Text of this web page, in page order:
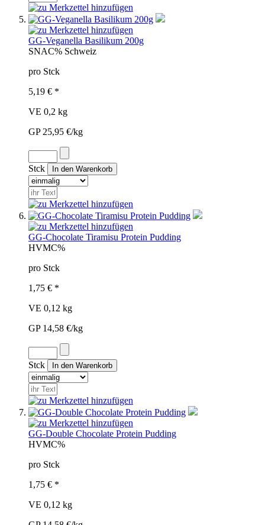
GG-Veganella Basilikum 200g
SNAC% Schweiz
pro Stck
5,19 € *
VE 0,2 kg
GP 25,95 €/kg
Stck
GG-Chocolate Tiramisu Protein Pudding
HVMC%
pro Stck
1,75 € *
VE 0,12 kg
GP 14,58 €/kg
Stck
GG-Double Chocolate Protein Pudding
HVMC%
pro Stck
1,75 € *
VE 0,12 kg